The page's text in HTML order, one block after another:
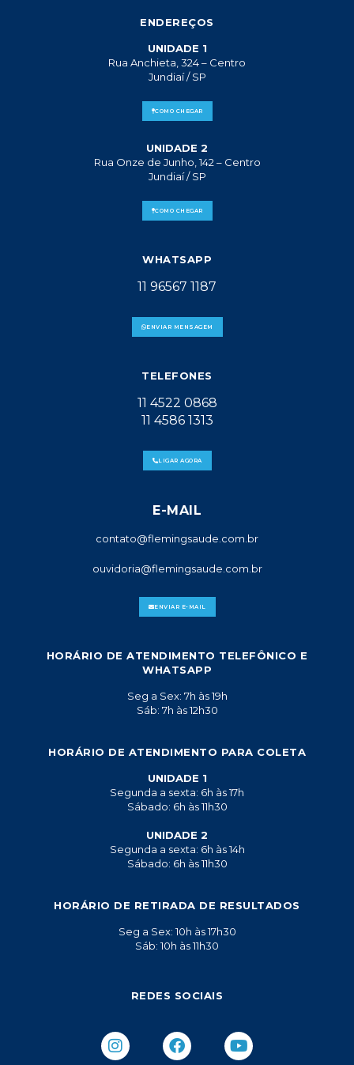
ENDEREÇOS
UNIDADE 1
Rua Anchieta, 324 – Centro
Jundiaí / SP
COMO CHEGAR
UNIDADE 2
Rua Onze de Junho, 142 – Centro
Jundiaí / SP
COMO CHEGAR
WHATSAPP
11 96567 1187
ENVIAR MENSAGEM
TELEFONES
11 4522 0868
11 4586 1313
LIGAR AGORA
E-MAIL
contato@flemingsaude.com.br
ouvidoria@flemingsaude.com.br
ENVIAR E-MAIL
HORÁRIO DE ATENDIMENTO TELEFÔNICO E
WHATSAPP
Seg a Sex: 7h às 19h
Sáb: 7h às 12h30
HORÁRIO DE ATENDIMENTO PARA COLETA
UNIDADE 1
Segunda a sexta: 6h às 17h
Sábado: 6h às 11h30
UNIDADE 2
Segunda a sexta: 6h às 14h
Sábado: 6h às 11h30
HORÁRIO DE RETIRADA DE RESULTADOS
Seg a Sex: 10h às 17h30
Sáb: 10h às 11h30
REDES SOCIAIS
I
n
F
a
Y
o